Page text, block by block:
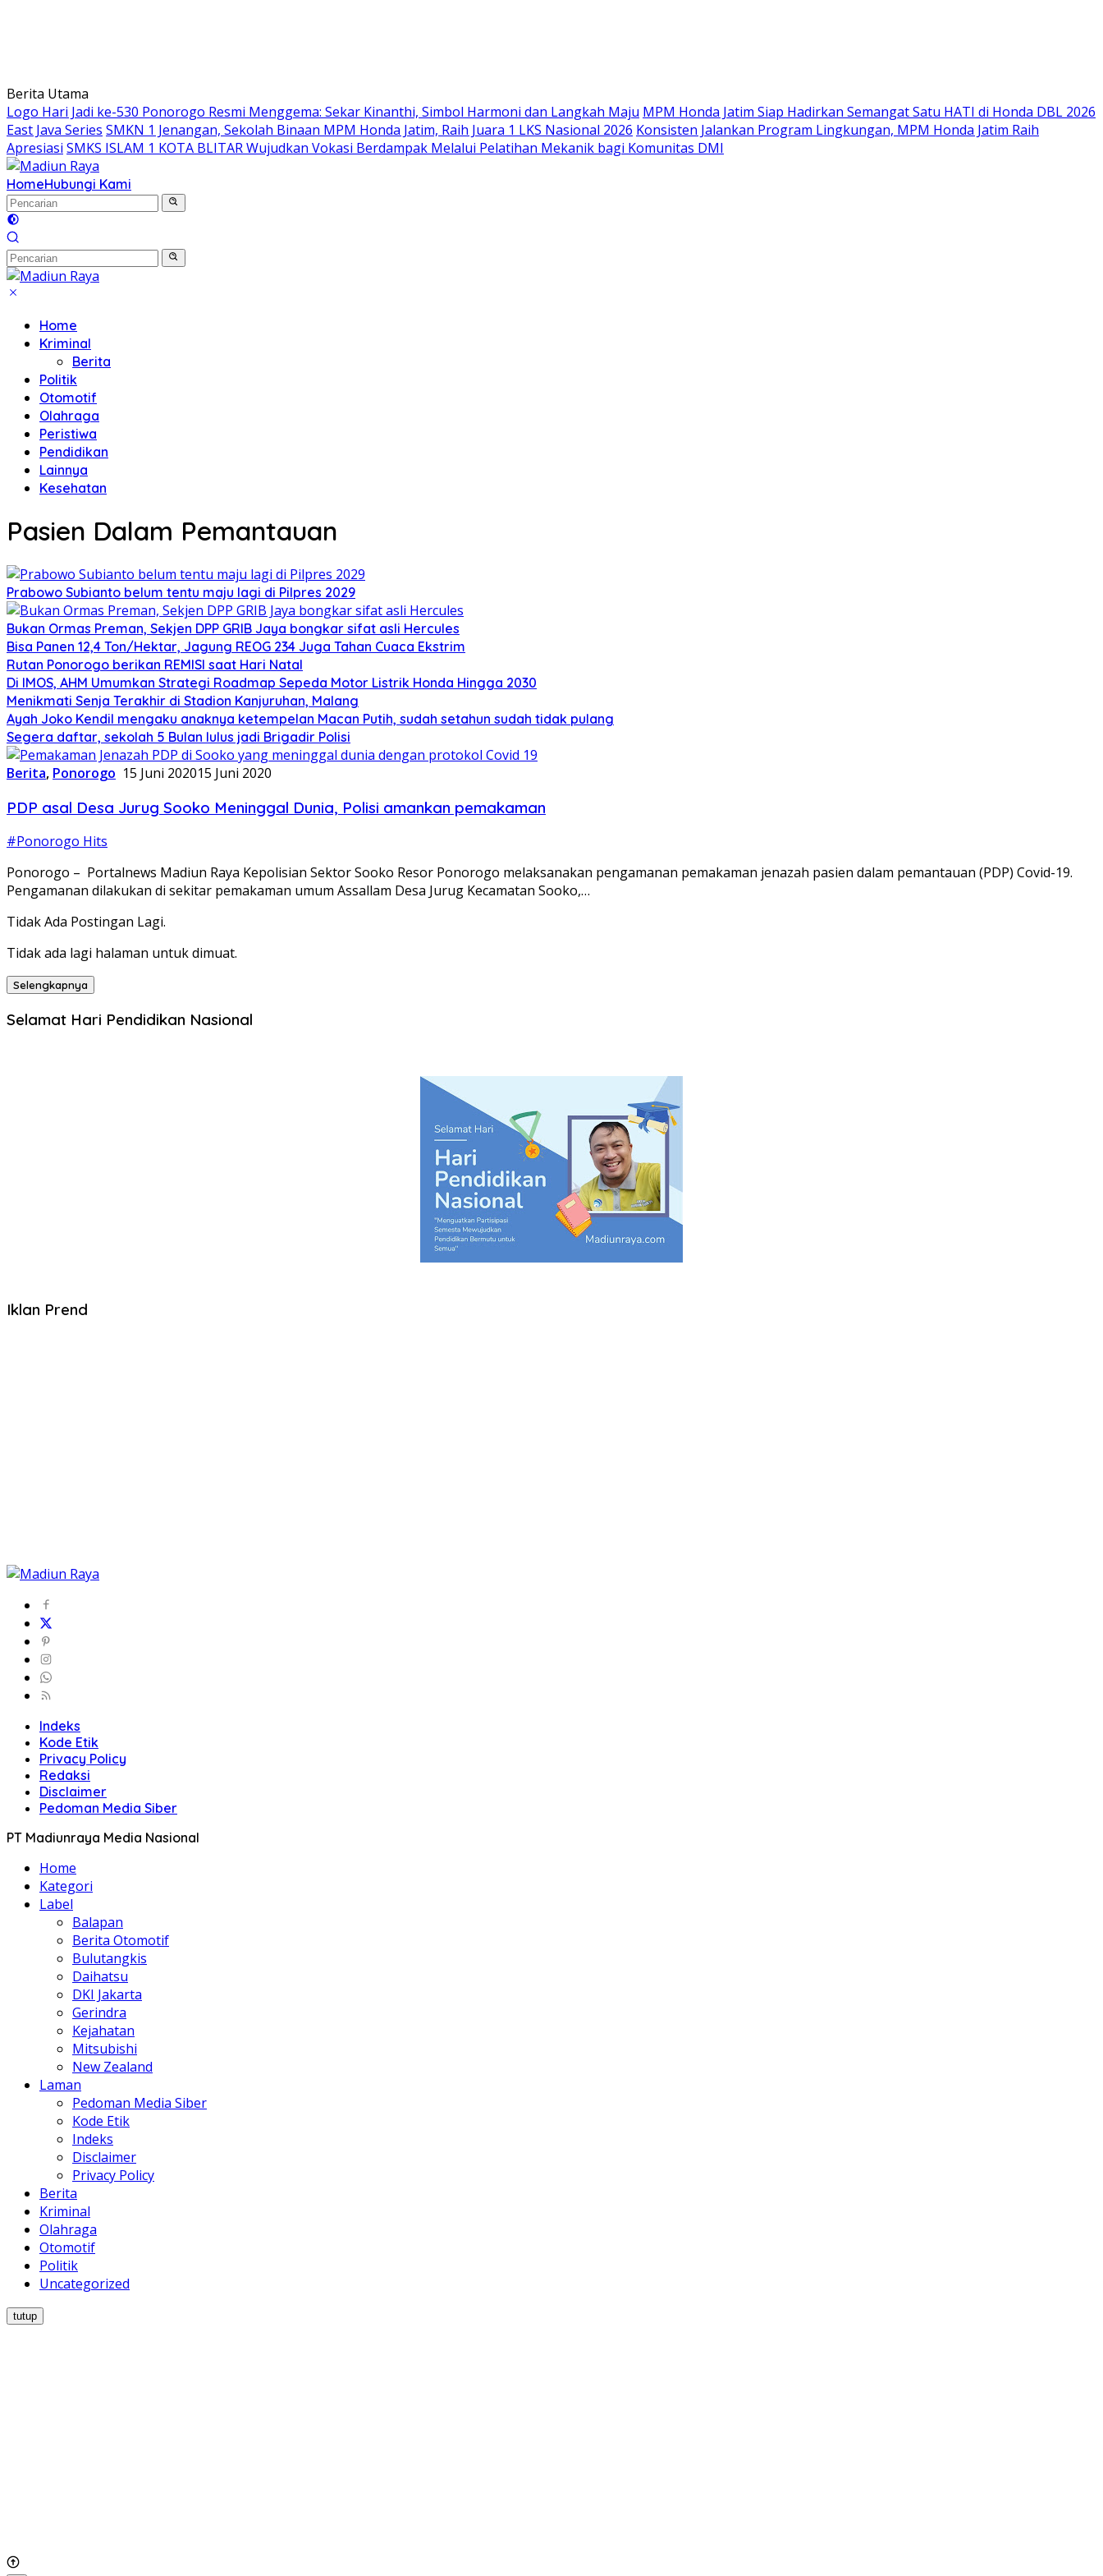
Berita Utama
Logo Hari Jadi ke-530 Ponorogo Resmi Menggema: Sekar Kinanthi, Simbol Harmoni dan Langkah Maju MPM Honda Jatim Siap Hadirkan Semangat Satu HATI di Honda DBL 2026
East Java Series SMKN 1 Jenangan, Sekolah Binaan MPM Honda Jatim, Raih Juara 1 LKS Nasional 2026 Konsisten Jalankan Program Lingkungan, MPM Honda Jatim Raih
Apresiasi SMKS ISLAM 1 KOTA BLITAR Wujudkan Vokasi Berdampak Melalui Pelatihan Mekanik bagi Komunitas DMI
HomeHubungi Kami
Home
Kriminal
Berita
Politik
Otomotif
Olahraga
Peristiwa
Pendidikan
Lainnya
Kesehatan
Pasien Dalam Pemantauan
Prabowo Subianto belum tentu maju lagi di Pilpres 2029
Bukan Ormas Preman, Sekjen DPP GRIB Jaya bongkar sifat asli Hercules
Bisa Panen 12,4 Ton/Hektar, Jagung REOG 234 Juga Tahan Cuaca Ekstrim
Rutan Ponorogo berikan REMISI saat Hari Natal
Di IMOS, AHM Umumkan Strategi Roadmap Sepeda Motor Listrik Honda Hingga 2030
Menikmati Senja Terakhir di Stadion Kanjuruhan, Malang
Ayah Joko Kendil mengaku anaknya ketempelan Macan Putih, sudah setahun sudah tidak pulang
Segera daftar, sekolah 5 Bulan lulus jadi Brigadir Polisi
Berita, Ponorogo 15 Juni 202015 Juni 2020
PDP asal Desa Jurug Sooko Meninggal Dunia, Polisi amankan pemakaman
#Ponorogo Hits
Ponorogo – Portalnews Madiun Raya Kepolisian Sektor Sooko Resor Ponorogo melaksanakan pengamanan pemakaman jenazah pasien dalam pemantauan (PDP) Covid-19.
Pengamanan dilakukan di sekitar pemakaman umum Assallam Desa Jurug Kecamatan Sooko,…
Tidak Ada Postingan Lagi.
Tidak ada lagi halaman untuk dimuat.
Selengkapnya
Selamat Hari Pendidikan Nasional
Iklan Prend
Indeks
Kode Etik
Privacy Policy
Redaksi
Disclaimer
Pedoman Media Siber
PT Madiunraya Media Nasional
Home
Kategori
Label
Balapan
Berita Otomotif
Bulutangkis
Daihatsu
DKI Jakarta
Gerindra
Kejahatan
Mitsubishi
New Zealand
Laman
Pedoman Media Siber
Kode Etik
Indeks
Disclaimer
Privacy Policy
Berita
Kriminal
Olahraga
Otomotif
Politik
Uncategorized
tutup